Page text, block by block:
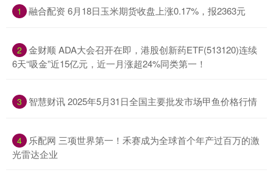
1 ​融合配资 6月18日玉米期货收盘上涨0.17%，报2363元
2 ​金财顺 ADA大会召开在即，港股创新药ETF(513120)连续
6天“吸金”近15亿元，近一月涨超24%同类第一！
3 ​智慧财讯 2025年5月31日全国主要批发市场甲鱼价格行情
4
​乐配网 三项世界第一！禾赛成为全球首个年产过百万的激
光雷达企业